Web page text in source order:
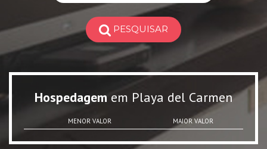
PESQUISAR
Hospedagem em Playa del Carmen
MENOR VALOR MAIOR VALOR